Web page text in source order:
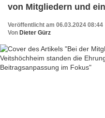
von Mitgliedern und
Veröffentlicht am 06.03.2024 08:44
Von Dieter Gürz